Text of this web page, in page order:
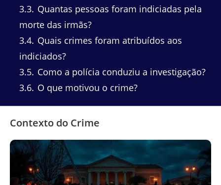
3.3 Quantas pessoas foram indiciadas pela
morte das irmãs?
3.4 Quais crimes foram atribuídos aos
indiciados?
3.5 Como a polícia conduziu a investigação?
3.6 O que motivou o crime?
Contexto do Crime